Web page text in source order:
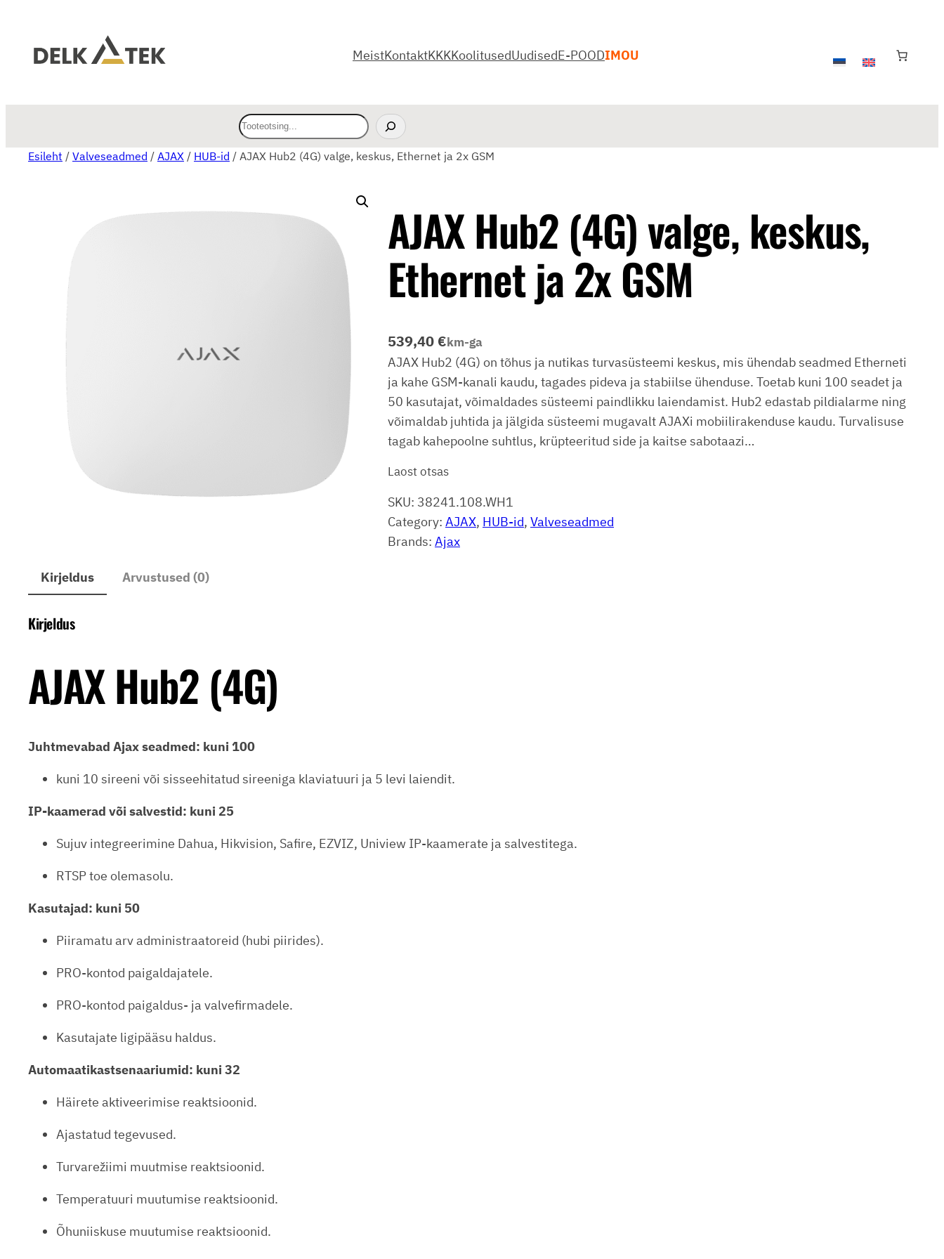
MeistKontaktKKKKoolitusedUudisedE-POODIMOU
O
s
Esileht / Valveseadmed / AJAX / HUB-id / AJAX Hub2 (4G) valge, keskus, Ethernet ja 2x GSM
AJAX Hub2 (4G) valge, keskus,
Ethernet ja 2x GSM
539,40 €km-ga
AJAX Hub2 (4G) on tõhus ja nutikas turvasüsteemi keskus, mis ühendab seadmed Etherneti
ja kahe GSM-kanali kaudu, tagades pideva ja stabiilse ühenduse. Toetab kuni 100 seadet ja
50 kasutajat, võimaldades süsteemi paindlikku laiendamist. Hub2 edastab pildialarme ning
võimaldab juhtida ja jälgida süsteemi mugavalt AJAXi mobiilirakenduse kaudu. Turvalisuse
tagab kahepoolne suhtlus, krüpteeritud side ja kaitse sabotaazi…
Laost otsas
SKU: 38241.108.WH1
Category: AJAX, HUB-id, Valveseadmed
Brands: Ajax
Kirjeldus Arvustused (0)
Kirjeldus
AJAX Hub2 (4G)
Juhtmevabad Ajax seadmed: kuni 100
kuni 10 sireeni või sisseehitatud sireeniga klaviatuuri ja 5 levi laiendit.
IP-kaamerad või salvestid: kuni 25
Sujuv integreerimine Dahua, Hikvision, Safire, EZVIZ, Uniview IP-kaamerate ja salvestitega.
RTSP toe olemasolu.
Kasutajad: kuni 50
Piiramatu arv administraatoreid (hubi piirides).
PRO-kontod paigaldajatele.
PRO-kontod paigaldus- ja valvefirmadele.
Kasutajate ligipääsu haldus.
Automaatikastsenaariumid: kuni 32
Häirete aktiveerimise reaktsioonid.
Ajastatud tegevused.
Turvarežiimi muutmise reaktsioonid.
Temperatuuri muutumise reaktsioonid.
Õhuniiskuse muutumise reaktsioonid.